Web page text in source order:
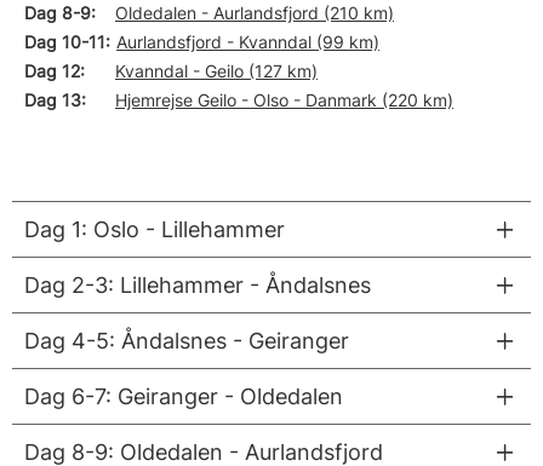
Dag 8-9
Oldedalen - Aurlandsfjord (210 km)
Dag 10-11
Aurlandsfjord - Kvanndal (99 km)
Dag 12
Kvanndal - Geilo (127 km)
Dag 13
Hjemrejse Geilo - Olso - Danmark (220 km)
Dag 1: Oslo - Lillehammer
Dag 2-3: Lillehammer - Åndalsnes
Dag 4-5: Åndalsnes - Geiranger
Dag 6-7: Geiranger - Oldedalen
Dag 8-9: Oldedalen - Aurlandsfjord